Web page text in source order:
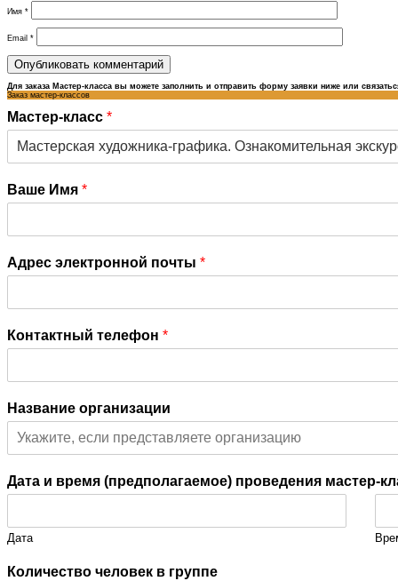
Имя *
Email *
Для заказа Мастер-класса вы можете заполнить и отправить форму заявки ниже или
Заказ мастер-классов
Мастер-класс *
Ваше Имя *
Адрес электронной почты *
Контактный телефон *
Название организации
Дата и время (предполагаемое) проведения мастер-
Дата
Количество человек в группе